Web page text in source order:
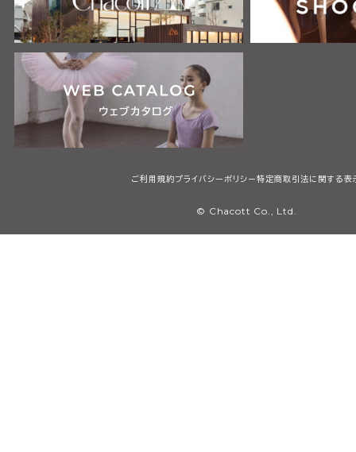
ご利用規約プライバシーポリシー特定商取引法に関する表
© Chacott Co., Ltd.